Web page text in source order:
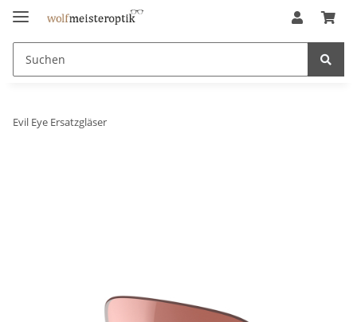
Evil Eye Ersatzgläser